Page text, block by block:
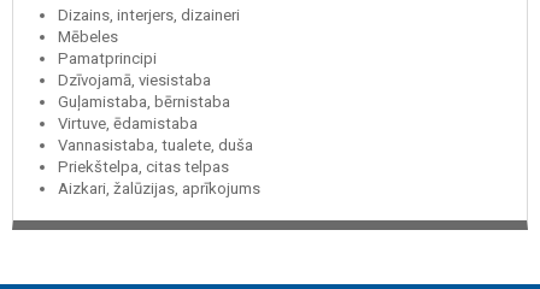
Dizains, interjers, dizaineri
Mēbeles
Pamatprincipi
Dzīvojamā, viesistaba
Guļamistaba, bērnistaba
Virtuve, ēdamistaba
Vannasistaba, tualete, duša
Priekštelpa, citas telpas
Aizkari, žalūzijas, aprīkojums